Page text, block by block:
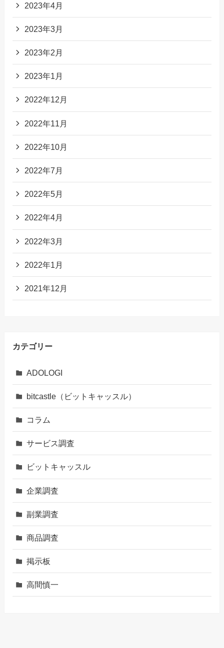
2023年4月
2023年3月
2023年2月
2023年1月
2022年12月
2022年11月
2022年10月
2022年7月
2022年5月
2022年4月
2022年3月
2022年1月
2021年12月
カテゴリー
ADOLOGI
bitcastle（ビットキャッスル）
コラム
サービス調査
ビットキャッスル
企業調査
副業調査
商品調査
掲示板
高間慎一